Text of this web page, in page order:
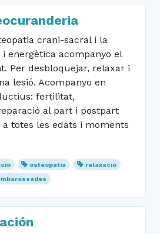
crani-sacral i la
energètica acompanyo el
Per desbloquejar, relaxar i
lesió. Acompanyo en
fertilitat,
al part i postpart
a totes les edats i moments
osteopatia
relaxació